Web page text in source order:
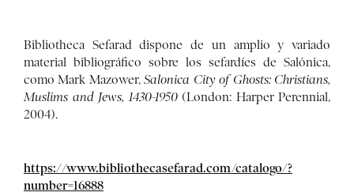
Bibliotheca Sefarad dispone de un amplio y variado
material bibliográfico sobre los sefardíes de Salónica,
como Mark Mazower,Salonica City of Ghosts: Christians,
Muslims and Jews, 1430-1950(London: Harper Perennial,
2004).
https://www.bibliothecasefarad.com/catalogo/?
number=16888